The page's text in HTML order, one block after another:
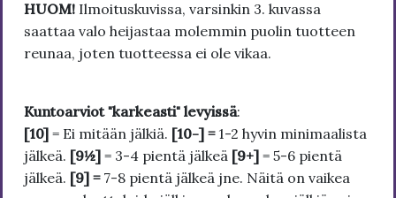
HUOM! Ilmoituskuvissa, varsinkin 3. kuvassa
saattaa valo heijastaa molemmin puolin tuotteen
reunaa, joten tuotteessa ei ole vikaa.
Kuntoarviot "karkeasti" levyissä:
[10] = Ei mitään jälkiä. [10-] = 1-2 hyvin minimaalista
jälkeä. [9½] = 3-4 pientä jälkeä [9+] = 5-6 pientä
jälkeä. [9] = 7-8 pientä jälkeä jne. Näitä on vaikea